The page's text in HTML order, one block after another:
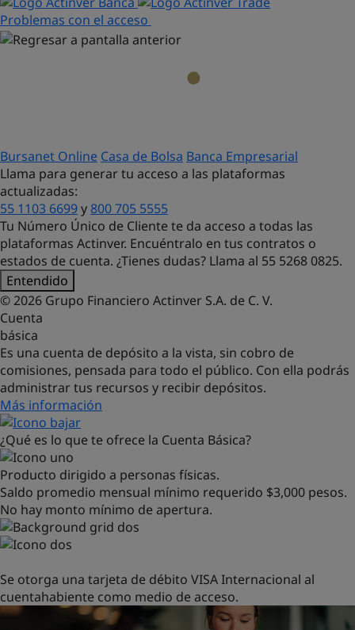
Problemas con el acceso
Bursanet Online Casa de Bolsa Banca Empresarial
Llama para generar tu acceso a las plataformas
actualizadas:
55 1103 6699y 800 705 5555
Tu Número Único de Cliente te da acceso a todas las
plataformas Actinver. Encuéntralo en tus contratos o
estados de cuenta. ¿Tienes dudas? Llama al 55 5268 0825.
Entendido
© 2026 Grupo Financiero Actinver S.A. de C. V.
Cuenta
básica
Es una cuenta de depósito a la vista, sin cobro de
comisiones, pensada para todo el público. Con ella podrás
administrar tus recursos y recibir depósitos.
Más información
¿Qué es lo que te ofrece la Cuenta Básica?
Producto dirigido a personas físicas.
Saldo promedio mensual mínimo requerido $3,000 pesos.
No hay monto mínimo de apertura.
Se otorga una tarjeta de débito VISA Internacional al
cuentahabiente como medio de acceso.